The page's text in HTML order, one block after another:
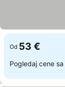
Od 53 €
Pogledaj cene sa